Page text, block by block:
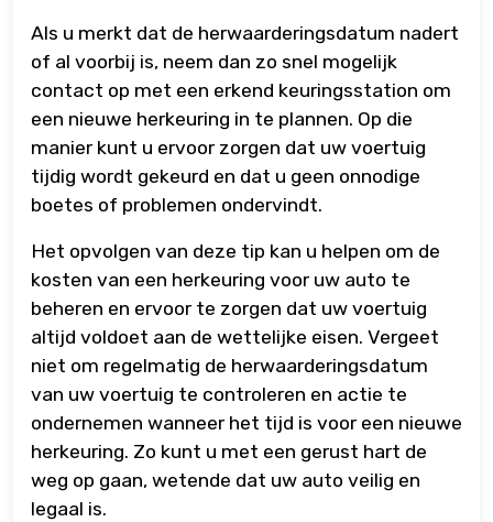
Als u merkt dat de herwaarderingsdatum nadert
of al voorbij is, neem dan zo snel mogelijk
contact op met een erkend keuringsstation om
een nieuwe herkeuring in te plannen. Op die
manier kunt u ervoor zorgen dat uw voertuig
tijdig wordt gekeurd en dat u geen onnodige
boetes of problemen ondervindt.
Het opvolgen van deze tip kan u helpen om de
kosten van een herkeuring voor uw auto te
beheren en ervoor te zorgen dat uw voertuig
altijd voldoet aan de wettelijke eisen. Vergeet
niet om regelmatig de herwaarderingsdatum
van uw voertuig te controleren en actie te
ondernemen wanneer het tijd is voor een nieuwe
herkeuring. Zo kunt u met een gerust hart de
weg op gaan, wetende dat uw auto veilig en
legaal is.